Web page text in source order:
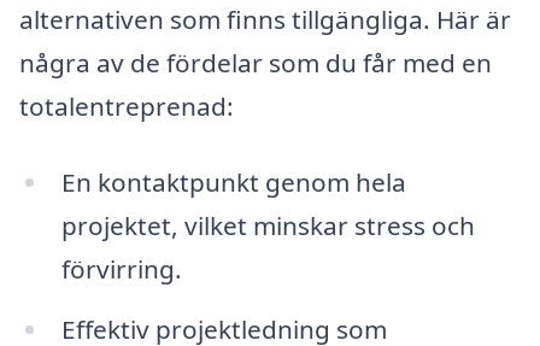
alternativen som finns tillgängliga. Här är
några av de fördelar som du får med en
totalentreprenad:
En kontaktpunkt genom hela
projektet, vilket minskar stress och
förvirring.
Effektiv projektledning som